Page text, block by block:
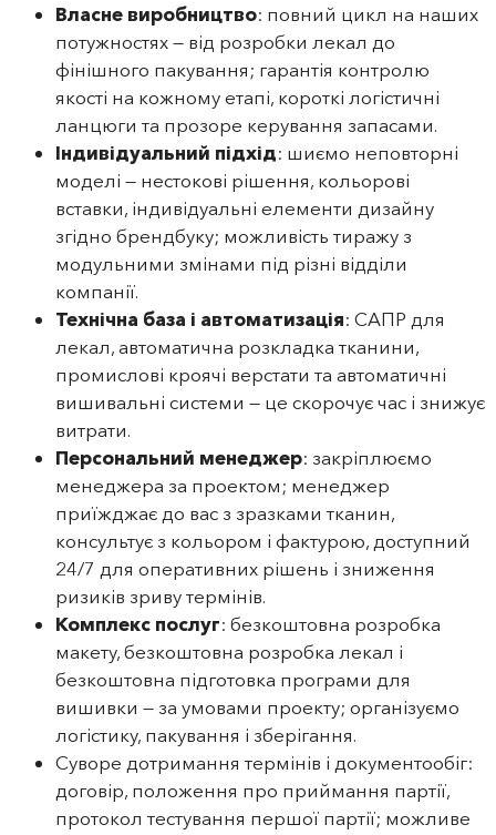
Власне виробництво: повний цикл на наших
потужностях — від розробки лекал до
фінішного пакування; гарантія контролю
якості на кожному етапі, короткі логістичні
ланцюги та прозоре керування запасами.
Індивідуальний підхід: шиємо неповторні
моделі — нестокові рішення, кольорові
вставки, індивідуальні елементи дизайну
згідно брендбуку; можливість тиражу з
модульними змінами під різні відділи
компанії.
Технічна база і автоматизація: САПР для
лекал, автоматична розкладка тканини,
промислові кроячі верстати та автоматичні
вишивальні системи — це скорочує час і знижує
витрати.
Персональний менеджер: закріплюємо
менеджера за проектом; менеджер
приїжджає до вас з зразками тканин,
консультує з кольором і фактурою, доступний
24/7 для оперативних рішень і зниження
ризиків зриву термінів.
Комплекс послуг: безкоштовна розробка
макету, безкоштовна розробка лекал і
безкоштовна підготовка програми для
вишивки — за умовами проекту; організуємо
логістику, пакування і зберігання.
Суворе дотримання термінів і документообіг:
договір, положення про приймання партії,
протокол тестування першої партії; можливе